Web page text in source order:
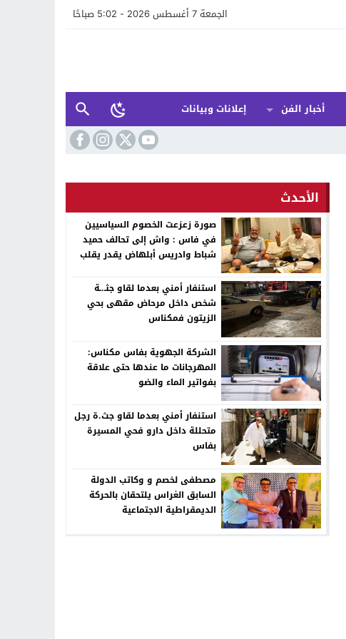
الجمعة 7 أغسطس 2026 - 5:02 صباحًا
أخبار الفن
إعلانات وبيانات
الأحدث
صورة زعزعت الخصوم السياسيين
في فاس : واش إلى تحالف حميد
شباط وادريس أبلهاض يقدر يقلب
استنفار أمني بعدما لقاو جثـ.ـة
شخص داخل مرحاض مقهى بحي
الزيتون فمكناس
الشركة الجهوية بفاس مكناس:
المهرجانات ما عندها حتى علاقة
بفواتير الماء والضو
استنفار أمني بعدما لقاو جث.ة رجل
متحللة داخل دارو فحي المسيرة
بفاس
مصطفى لخصم و وكاتب الدولة
السابق الغراس يلتحقان بالحركة
الديمقراطية الاجتماعية